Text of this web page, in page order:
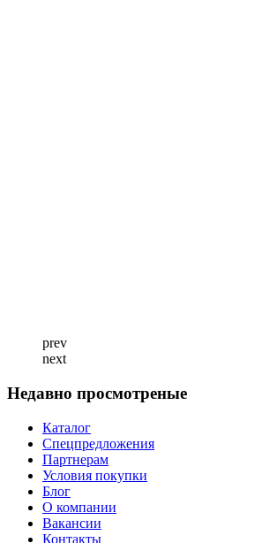
prev
next
Недавно просмотреные
Каталог
Спецпредложения
Партнерам
Условия покупки
Блог
О компании
Вакансии
Контакты